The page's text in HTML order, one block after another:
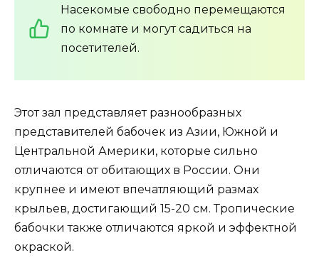
Насекомые свободно перемещаются
по комнате и могут садиться на
посетителей.
Этот зал представляет разнообразных
представителей бабочек из Азии, Южной и
Центральной Америки, которые сильно
отличаются от обитающих в России. Они
крупнее и имеют впечатляющий размах
крыльев, достигающий 15-20 см. Тропические
бабочки также отличаются яркой и эффектной
окраской.